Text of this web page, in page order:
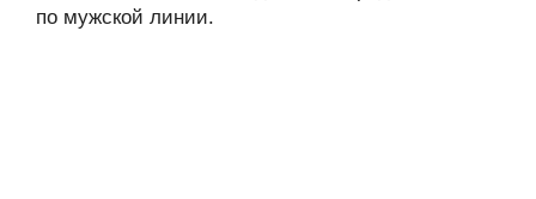
по мужской линии.